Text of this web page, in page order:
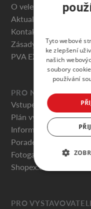
O veletrhu
Aktuality
Kontakty
Zásady ochrany
PVA EXPO PRAHA
PRO NÁVŠTĚVNÍKY
Vstupenky
Plán výstaviště
Informace pro
Poradenská centra
Fotogalerie
Shopex.cz
PRO
Tyto webové
ke zlepšení
našich
soubory
používání